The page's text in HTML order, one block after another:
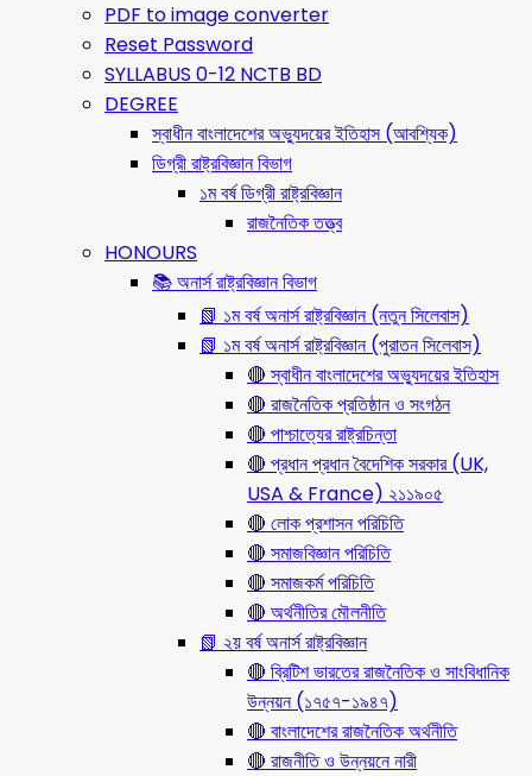
PDF to image converter
Reset Password
SYLLABUS 0-12 NCTB BD
DEGREE
স্বাধীন বাংলাদেশের অভ্যুদয়ের ইতিহাস (আবশ্যিক)
ডিগ্রী রাষ্ট্রবিজ্ঞান বিভাগ
১ম বর্ষ ডিগ্রী রাষ্ট্রবিজ্ঞান
রাজনৈতিক তত্ত্ব
HONOURS
📚 অনার্স রাষ্ট্রবিজ্ঞান বিভাগ
📗 ১ম বর্ষ অনার্স রাষ্ট্রবিজ্ঞান (নতুন সিলেবাস)
📗 ১ম বর্ষ অনার্স রাষ্ট্রবিজ্ঞান (পুরাতন সিলেবাস)
🔴 স্বাধীন বাংলাদেশের অভ্যুদয়ের ইতিহাস
🔴 রাজনৈতিক প্রতিষ্ঠান ও সংগঠন
🔴 পাশ্চাত্যের রাষ্ট্রচিন্তা
🔴 প্রধান প্রধান বৈদেশিক সরকার (UK,
USA & France) ২১১৯০৫
🔴 লোক প্রশাসন পরিচিতি
🔴 সমাজবিজ্ঞান পরিচিতি
🔴 সমাজকর্ম পরিচিতি
🔴 অর্থনীতির মৌলনীতি
📗 ২য় বর্ষ অনার্স রাষ্ট্রবিজ্ঞান
🔴 ব্রিটিশ ভারতের রাজনৈতিক ও সাংবিধানিক
উন্নয়ন (১৭৫৭-১৯৪৭)
🔴 বাংলাদেশের রাজনৈতিক অর্থনীতি
🔴 রাজনীতি ও উন্নয়নে নারী